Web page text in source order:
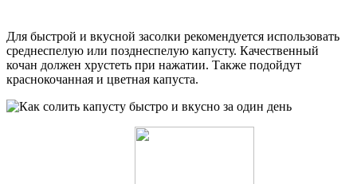
Для быстрой и вкусной засолки рекомендуется использовать
среднеспелую или позднеспелую капусту. Качественный
кочан должен хрустеть при нажатии. Также подойдут
краснокочанная и цветная капуста.